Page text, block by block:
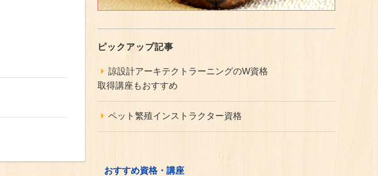
ピックアップ記事
諒設計アーキテクトラーニングのW資格
取得講座もおすすめ
ペット繁殖インストラクター資格
おすすめ資格・講座